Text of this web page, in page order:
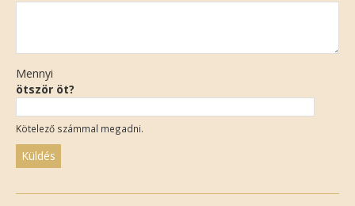
Mennyi
ötször öt?
Kötelező számmal megadni.